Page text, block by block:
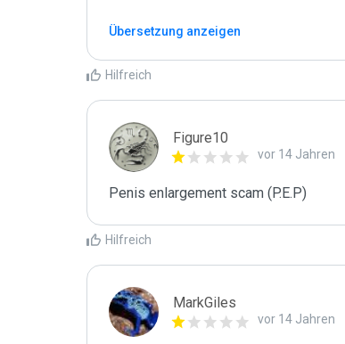
Übersetzung anzeigen
Hilfreich
Figure10
vor 14 Jahren
Penis enlargement scam (P.E.P)
Hilfreich
MarkGiles
vor 14 Jahren